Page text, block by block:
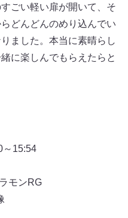
ごい軽い扉が開いて、そ
どんどんのめり込んでい
ました。本当に素晴らし
に楽しんでもらえたらと
～15:54
モンRG